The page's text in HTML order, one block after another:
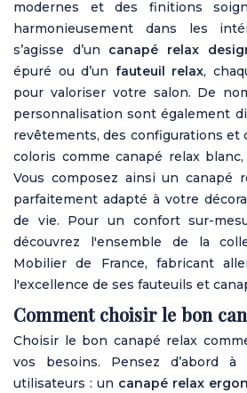
modernes et des finitions
harmonieusement dans les
s’agisse d’un canapé relax
épuré ou d’un fauteuil relax,
pour valoriser votre salon. De
personnalisation sont également
revêtements, des configurations et
coloris comme canapé relax
Vous composez ainsi un canapé
parfaitement adapté à votre
de vie. Pour un confort sur-
découvrez l'ensemble de la
Mobilier de France, fabricant
l'excellence de ses fauteuils et
Comment choisir le bon
Choisir le bon canapé relax
vos besoins. Pensez d’abord
utilisateurs : un canapé relax